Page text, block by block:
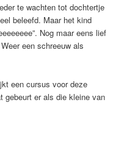
te wachten tot dochtertje
beleefd. Maar het kind
Nog maar eens lief
een schreeuw als
een cursus voor deze
gebeurt er als die kleine van